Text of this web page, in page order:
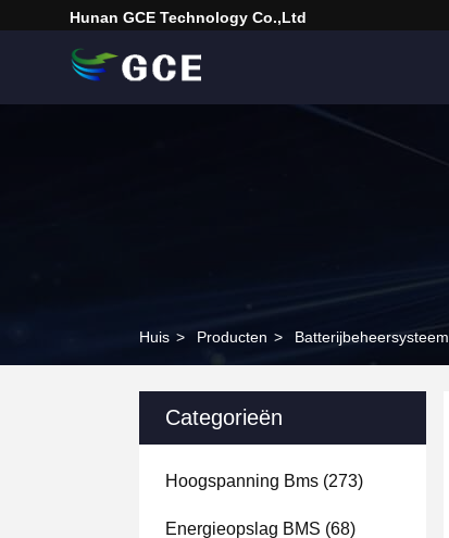
Hunan GCE Technology Co.,Ltd
Huis > Producten > Batterijbeheersysteem
Categorieën
Hoogspanning Bms (273)
Energieopslag BMS (68)